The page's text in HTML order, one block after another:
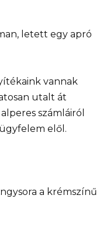
letett egy apró
vannak
utalt át
számláiról
elől.
a krémszínű